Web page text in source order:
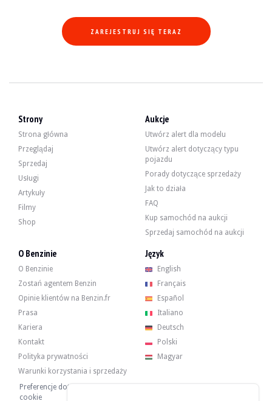
ZAREJESTRUJ SIĘ TERAZ
Strony
Strona główna
Przeglądaj
Sprzedaj
Usługi
Artykuły
Filmy
Shop
Aukcje
Utwórz alert dla modelu
Utwórz alert dotyczący typu
pojazdu
Porady dotyczące sprzedaży
Jak to działa
FAQ
Kup samochód na aukcji
Sprzedaj samochód na aukcji
O Benzinie
O Benzinie
Zostań agentem Benzin
Opinie klientów na Benzin.fr
Prasa
Kariera
Kontakt
Polityka prywatności
Warunki korzystania i sprzedaży
Preferencje dotyczące plików
cookie
Język
English
Français
Español
Italiano
Deutsch
Polski
Magyar